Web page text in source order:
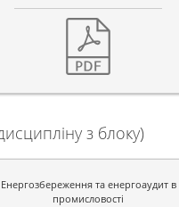
з блоку)
Енергозбереження та енергоаудит в
промисловості